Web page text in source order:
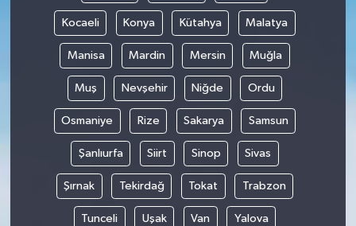
Kocaeli Konya Kütahya Malatya
Manisa Mardin Mersin Muğla
Muş Nevşehir Niğde Ordu
Osmaniye Rize Sakarya Samsun
Şanlıurfa Siirt Sinop Sivas
Şırnak Tekirdağ Tokat Trabzon
Tunceli Uşak Van Yalova